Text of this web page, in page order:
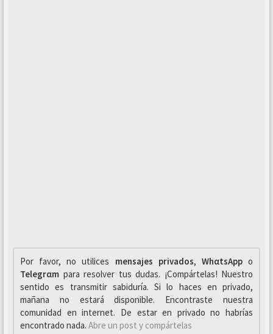
Por favor, no utilices mensajes privados, WhαtsAppo
Telegrαm para resolver tus dudas. ¡Compártelas! Nuestro
sentido es transmitir sabiduría. Si lo haces en privado,
mañana no estará disponible. Encontraste nuestra
comunidad en internet. De estar en privado no habrías
encontrado nada. Abre un post y compártelas